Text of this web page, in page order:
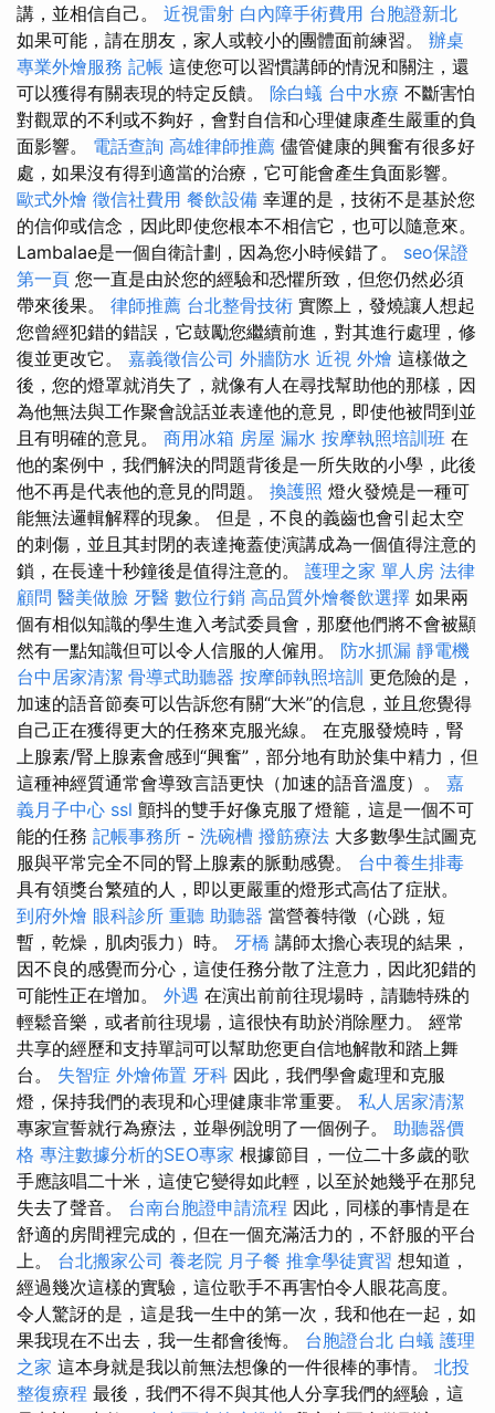
講，並相信自己。 近視雷射 白內障手術費用 台胞證新北
如果可能，請在朋友，家人或較小的團體面前練習。 辦桌
專業外燴服務 記帳 這使您可以習慣講師的情況和關注，還
可以獲得有關表現的特定反饋。 除白蟻 台中水療 不斷害怕
對觀眾的不利或不夠好，會對自信和心理健康產生嚴重的負
面影響。 電話查詢 高雄律師推薦 儘管健康的興奮有很多好
處，如果沒有得到適當的治療，它可能會產生負面影響。
歐式外燴 徵信社費用 餐飲設備 幸運的是，技術不是基於您
的信仰或信念，因此即使您根本不相信它，也可以隨意來。
Lambalae是一個自衛計劃，因為您小時候錯了。 seo保證
第一頁 您一直是由於您的經驗和恐懼所致，但您仍然必須
帶來後果。 律師推薦 台北整骨技術 實際上，發燒讓人想起
您曾經犯錯的錯誤，它鼓勵您繼續前進，對其進行處理，修
復並更改它。 嘉義徵信公司 外牆防水 近視 外燴 這樣做之
後，您的燈罩就消失了，就像有人在尋找幫助他的那樣，因
為他無法與工作聚會說話並表達他的意見，即使他被問到並
且有明確的意見。 商用冰箱 房屋 漏水 按摩執照培訓班 在
他的案例中，我們解決的問題背後是一所失敗的小學，此後
他不再是代表他的意見的問題。 換護照 燈火發燒是一種可
能無法邏輯解釋的現象。 但是，不良的義齒也會引起太空
的刺傷，並且其封閉的表達掩蓋使演講成為一個值得注意的
鎖，在長達十秒鐘後是值得注意的。 護理之家 單人房 法律
顧問 醫美做臉 牙醫 數位行銷 高品質外燴餐飲選擇 如果兩
個有相似知識的學生進入考試委員會，那麼他們將不會被顯
然有一點知識但可以令人信服的人僱用。 防水抓漏 靜電機
台中居家清潔 骨導式助聽器 按摩師執照培訓 更危險的是，
加速的語音節奏可以告訴您有關“大米”的信息，並且您覺得
自己正在獲得更大的任務來克服光線。 在克服發燒時，腎
上腺素/腎上腺素會感到“興奮”，部分地有助於集中精力，但
這種神經質通常會導致言語更快（加速的語音溫度）。 嘉
義月子中心 ssl 顫抖的雙手好像克服了燈籠，這是一個不可
能的任務 記帳事務所 - 洗碗槽 撥筋療法 大多數學生試圖克
服與平常完全不同的腎上腺素的脈動感覺。 台中養生排毒
具有領獎台繁殖的人，即以更嚴重的燈形式高估了症狀。
到府外燴 眼科診所 重聽 助聽器 當營養特徵（心跳，短
暫，乾燥，肌肉張力）時。 牙橋 講師太擔心表現的結果，
因不良的感覺而分心，這使任務分散了注意力，因此犯錯的
可能性正在增加。 外遇 在演出前前往現場時，請聽特殊的
輕鬆音樂，或者前往現場，這很快有助於消除壓力。 經常
共享的經歷和支持單詞可以幫助您更自信地解散和踏上舞
台。 失智症 外燴佈置 牙科 因此，我們學會處理和克服
燈，保持我們的表現和心理健康非常重要。 私人居家清潔
專家宣誓就行為療法，並舉例說明了一個例子。 助聽器價
格 專注數據分析的SEO專家 根據節目，一位二十多歲的歌
手應該唱二十米，這使它變得如此輕，以至於她幾乎在那兒
失去了聲音。 台南台胞證申請流程 因此，同樣的事情是在
舒適的房間裡完成的，但在一個充滿活力的，不舒服的平台
上。 台北搬家公司 養老院 月子餐 推拿學徒實習 想知道，
經過幾次這樣的實驗，這位歌手不再害怕令人眼花高度。
令人驚訝的是，這是我一生中的第一次，我和他在一起，如
果我現在不出去，我一生都會後悔。 台胞證台北 白蟻 護理
之家 這本身就是我以前無法想像的一件很棒的事情。 北投
整復療程 最後，我們不得不與其他人分享我們的經驗，這